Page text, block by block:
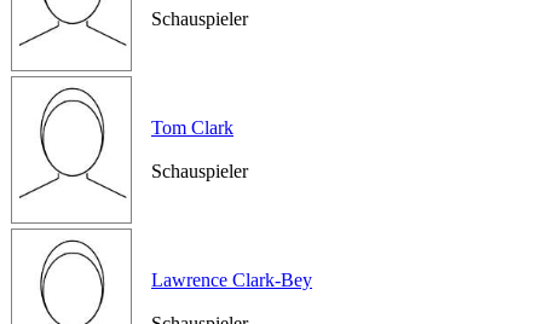
Schauspieler
Tom Clark
Schauspieler
Lawrence Clark-Bey